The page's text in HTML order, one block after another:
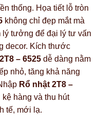
thống. Họa tiết lỗ tròn
không chỉ đẹp mắt mà
lý tưởng để đại lý tư vấn
decor. Kích thước
– 6525 dễ dàng nằm
nhỏ, tăng khả năng
Rổ nhật 2T8 –
hàng và thu hút
tế, mới lạ.